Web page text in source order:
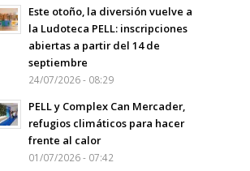
Este otoño, la diversión vuelve a
la Ludoteca PELL: inscripciones
abiertas a partir del 14 de
septiembre
24/07/2026 - 08:29
PELL y Complex Can Mercader,
refugios climáticos para hacer
frente al calor
01/07/2026 - 07:42